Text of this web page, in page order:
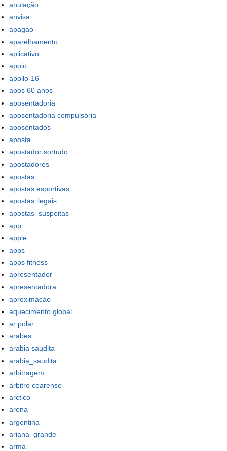
anulação
anvisa
apagao
aparelhamento
aplicativo
apoio
apollo-16
apos 60 anos
aposentadoria
aposentadoria compulsória
aposentados
aposta
apostador sortudo
apostadores
apostas
apostas esportivas
apostas ilegais
apostas_suspeitas
app
apple
apps
apps fitness
apresentador
apresentadora
aproximacao
aquecimento global
ar polar
arabes
arabia saudita
arabia_saudita
arbitragem
árbitro cearense
arctico
arena
argentina
ariana_grande
arma